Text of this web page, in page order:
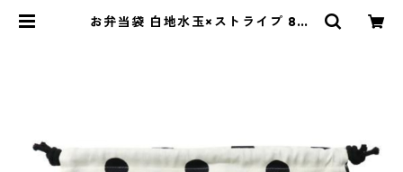
お弁当袋 白地水玉×ストライプ 85-